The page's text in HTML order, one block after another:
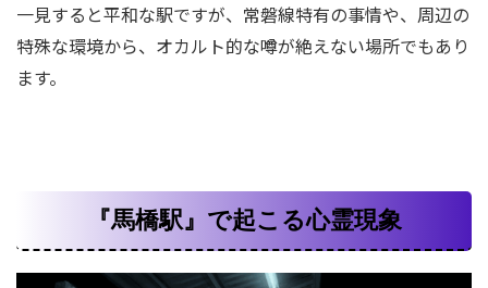
一見すると平和な駅ですが、常磐線特有の事情や、周辺の
特殊な環境から、オカルト的な噂が絶えない場所でもあり
ます。
『馬橋駅』で起こる心霊現象